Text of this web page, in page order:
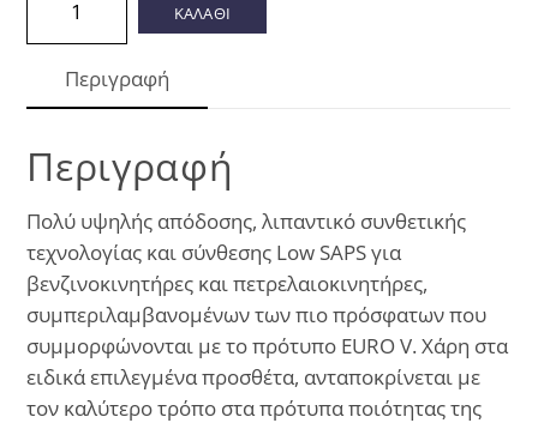
Classic
9
5w30
1l
ΚΑΛΑΘΙ
Περιγραφή
Περιγραφή
Πολύ υψηλής απόδοσης, λιπαντικό συνθετικής
τεχνολογίας και σύνθεσης Low SAPS για
βενζινοκινητήρες και πετρελαιοκινητήρες,
συμπεριλαμβανομένων των πιο πρόσφατων που
συμμορφώνονται με το πρότυπο EURO V. Χάρη στα
ειδικά επιλεγμένα προσθέτα, ανταποκρίνεται με
τον καλύτερο τρόπο στα πρότυπα ποιότητας της